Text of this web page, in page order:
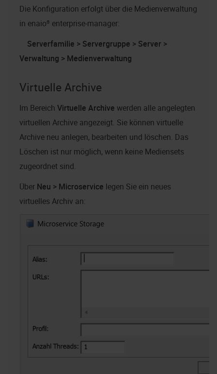
Die Konfiguration erfolgt über die Medienverwaltung
in enaio® enterprise-manager:
Serverfamilie > Servergruppe > Server >
Verwaltung > Medienverwaltung
Virtuelle Archive
Im Bereich Virtuelle Archive werden alle angelegten
virtuellen Archive angezeigt. Sie können virtuelle
Archive neu anlegen, bearbeiten und löschen. Das
Löschen ist nur möglich, wenn keine Mediensets
zugeordnet sind.
Über Neu > Microservice legen Sie ein neues
virtuelles Archiv an: